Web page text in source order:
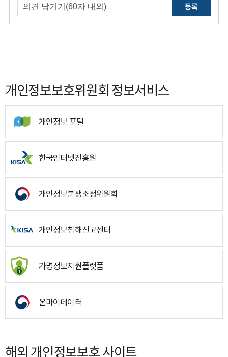
등록
개인정보보호위원회 정보서비스
개인정보 포털
한국인터넷진흥원
개인정보분쟁조정위원회
개인정보침해신고센터
가명정보지원플랫폼
온마이데이터
해외 개인정보보호 사이트